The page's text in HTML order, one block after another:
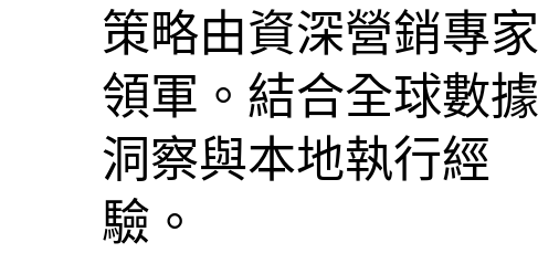
策略由資深營銷專家
領軍。結合全球數據
洞察與本地執行經
驗。